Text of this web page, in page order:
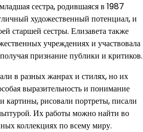
сестра, родившаяся в 1987
художественный потенциал, и
старшей сестры. Елизавета также
учреждениях и участвовала
признание публики и критиков.
в разных жанрах и стилях, но их
выразительность и понимание
картины, рисовали портреты, писали
Их работы можно найти во
коллекциях по всему миру.